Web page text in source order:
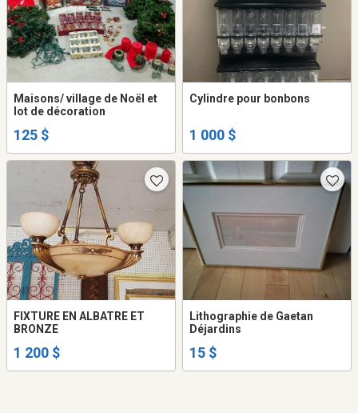
Maisons/ village de Noël et
lot de décoration
125 $
Cylindre pour bonbons
1 000 $
FIXTURE EN ALBATRE ET
BRONZE
1 200 $
Lithographie de Gaetan
Déjardins
15 $